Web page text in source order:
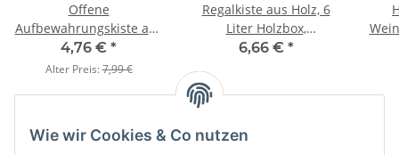
Offene
Aufbewahrungskiste aus
Vollholz 30 x 20 x 13 cm
4,76 € *
Alter Preis:7,99 €
Regalkiste aus Holz, 6
Liter Holzbox,
40 × 16 × 12 cm
6,66 € *
Wie wir Cookies & Co nutzen